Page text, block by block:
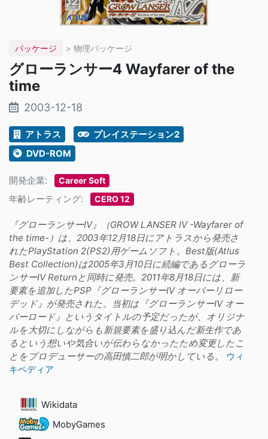
パッケージ > 物理パッケージ
グローランサー4 Wayfarer of the
time
2003-12-18
アトラス
プレイステーション2
DVD-ROM
開発企業: Career Soft
年齢レーティング: CERO 12
『グローランサーIV』（GROW LANSER IV -Wayfarer of
the time-）は、2003年12月18日にアトラスから発売さ
れたPlayStation 2(PS2)用ゲームソフト。Best版(Atlus
Best Collection)は2005年3月10日に続編であるグローラ
ンサーIV Returnと同時に発売。2011年8月18日には、新
要素を追加したPSP『グローランサーIV オーバーリロー
デッド』が発売された。当初は『グローランサーIV オー
バーロード』というタイトルの予定だったが、オリジナ
ルを大切にしながらも新規要素を盛り込んだ新生作であ
るという想いや気合いが伝わらなかったため変更したこ
とをプロデューサーの高田慎二郎が明かしている。
ウィ
キペディア
Wikidata
MobyGames